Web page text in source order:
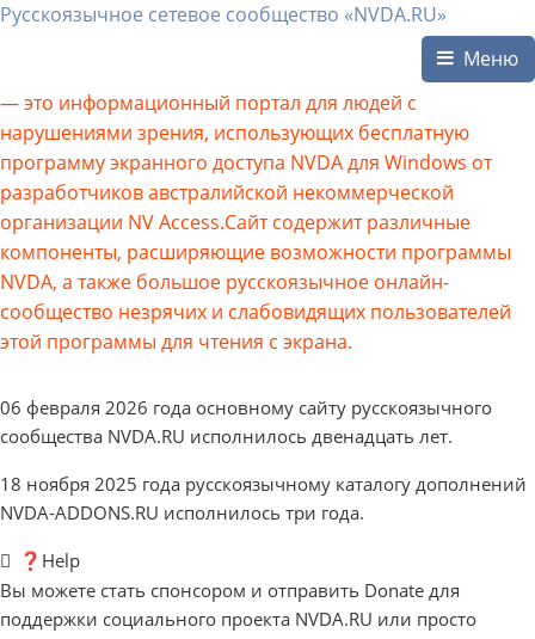
Русскоязычное сетевое сообщество «NVDA.RU»
Меню
— это информационный портал для людей с
нарушениями зрения, использующих бесплатную
программу экранного доступа NVDA для Windows от
разработчиков австралийской некоммерческой
организации NV Access.Сайт содержит различные
компоненты, расширяющие возможности программы
NVDA, а также большое русскоязычное онлайн-
сообщество незрячих и слабовидящих пользователей
этой программы для чтения с экрана.
06 февраля 2026 года основному сайту русскоязычного
сообщества NVDA.RU исполнилось двенадцать лет.
18 ноября 2025 года русскоязычному каталогу дополнений
NVDA-ADDONS.RU исполнилось три года.
❓Help
Вы можете стать спонсором и отправить Donate для
поддержки социального проекта NVDA.RU или просто